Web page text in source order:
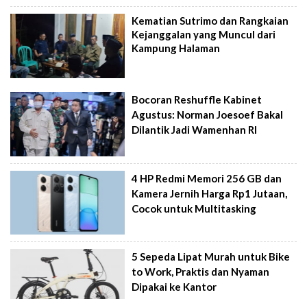
Kematian Sutrimo dan Rangkaian
Kejanggalan yang Muncul dari
Kampung Halaman
Bocoran Reshuffle Kabinet
Agustus: Norman Joesoef Bakal
Dilantik Jadi Wamenhan RI
4 HP Redmi Memori 256 GB dan
Kamera Jernih Harga Rp1 Jutaan,
Cocok untuk Multitasking
5 Sepeda Lipat Murah untuk Bike
to Work, Praktis dan Nyaman
Dipakai ke Kantor